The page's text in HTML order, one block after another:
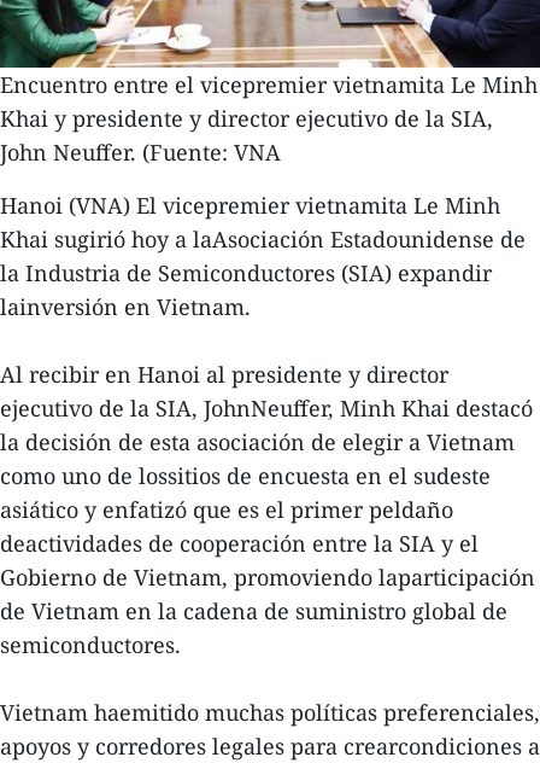
Encuentro entre el vicepremier vietnamita Le Minh
Khai y presidente y director ejecutivo de la SIA,
John Neuffer. (Fuente: VNA
Hanoi (VNA) El vicepremier vietnamita Le Minh
Khai sugirió hoy a laAsociación Estadounidense de
la Industria de Semiconductores (SIA) expandir
lainversión en Vietnam.
Al recibir en Hanoi al presidente y director
ejecutivo de la SIA, JohnNeuffer, Minh Khai destacó
la decisión de esta asociación de elegir a Vietnam
como uno de lossitios de encuesta en el sudeste
asiático y enfatizó que es el primer peldaño
deactividades de cooperación entre la SIA y el
Gobierno de Vietnam, promoviendo laparticipación
de Vietnam en la cadena de suministro global de
semiconductores.
Vietnam haemitido muchas políticas preferenciales,
apoyos y corredores legales para crearcondiciones a